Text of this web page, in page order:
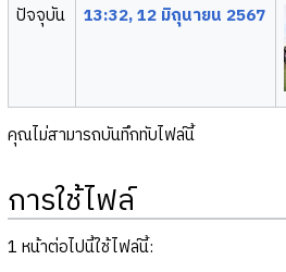
ปัจจุบัน
13:32, 12 มิถุนายน 2567
คุณไม่สามารถบันทึกทับไฟล์นี้
การใช้ไฟล์
1 หน้าต่อไปนี้ใช้ไฟล์นี้: